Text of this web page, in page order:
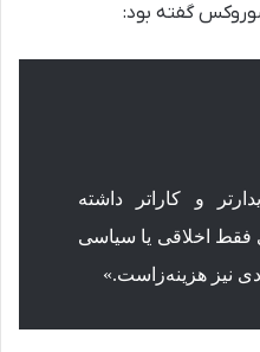
و کاراتر داشته
فقط اخلاقی یا سیاسی
نیز هزینه‌زاست.»